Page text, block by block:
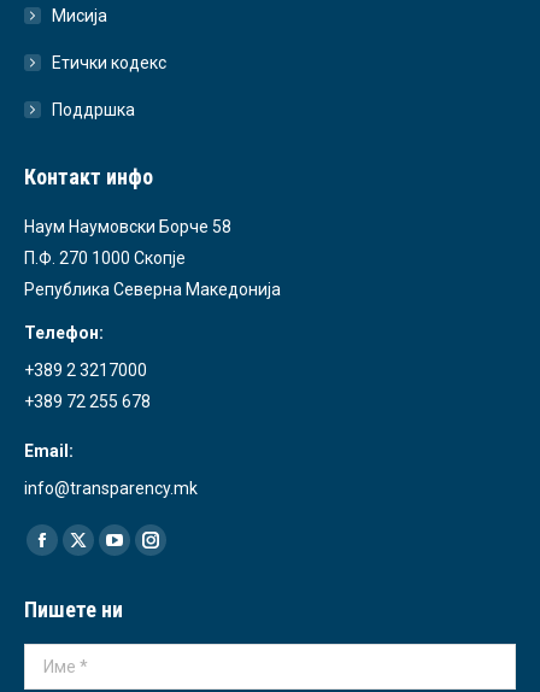
Мисија
Етички кодекс
Поддршка
Контакт инфо
Наум Наумовски Борче 58
П.Ф. 270 1000 Скопје
Република Северна Македонија
Телефон:
+389 2 3217000
+389 72 255 678
Email:
info@transparency.mk
Find us on:
Facebook
opens
in
new
X
opens
in
YouTube
opens
in
Instagram
in
Пишете ни
Име *